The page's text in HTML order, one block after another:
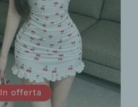
In offerta